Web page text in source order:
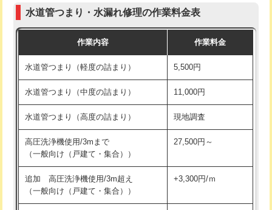
モルタル補修（厚さ10㎝超え） 38,500円
洗面台設置 38,500円
化粧台設置 22,000円
追加人工 16,500円
廃棄・処分 現場見積
※給水管工事は20mmまでの価格です。
式）)
式・ワンホール）)
交換・取付(排水栓・排水トラップ
22,000円+材料費
持込商品取付（混合水栓）
持込商品取付（浄水器・分岐水栓） 16,500円
水道管つまり・水漏れ修理の作業料金表
作業内容 作業料金
水道管つまり（軽度の詰まり） 5,500円
水道管つまり（中度の詰まり） 11,000円
水道管つまり（高度の詰まり） 現地調査
高圧洗浄機使用/3mまで
（一般向け（戸建て・集合））
27,500円～
追加 高圧洗浄機使用/3m超え
（一般向け（戸建て・集合））
+3,300円/ｍ